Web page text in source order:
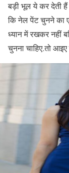
बड़ी भूल ये कर देती
कि नेल पेंट चुनने का
ध्यान में रखकर नहीं
चुनना चाहिए.तो